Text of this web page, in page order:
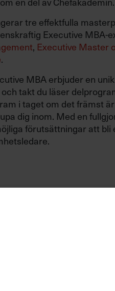
tre effektfulla
Executive MBA-
, Executive Master
.
MBA erbjuder en
takt du läser
i taget om det främst
dig inom. Med en
förutsättningar att
av våra